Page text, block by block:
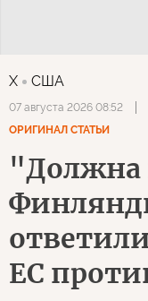
X США
07 августа 2026 08:52
ОРИГИНАЛ СТАТЬИ
"Должна
ЕС